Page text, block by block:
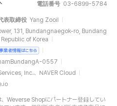
電話番号 03-6899-5784
表取締役 Yang Zooil
131, Bundangnaegok-ro, Bundang
of Korea
業者情報はこちら
0557
Inc.、NAVER Cloud
Weverse Shopにパートナー登録してい